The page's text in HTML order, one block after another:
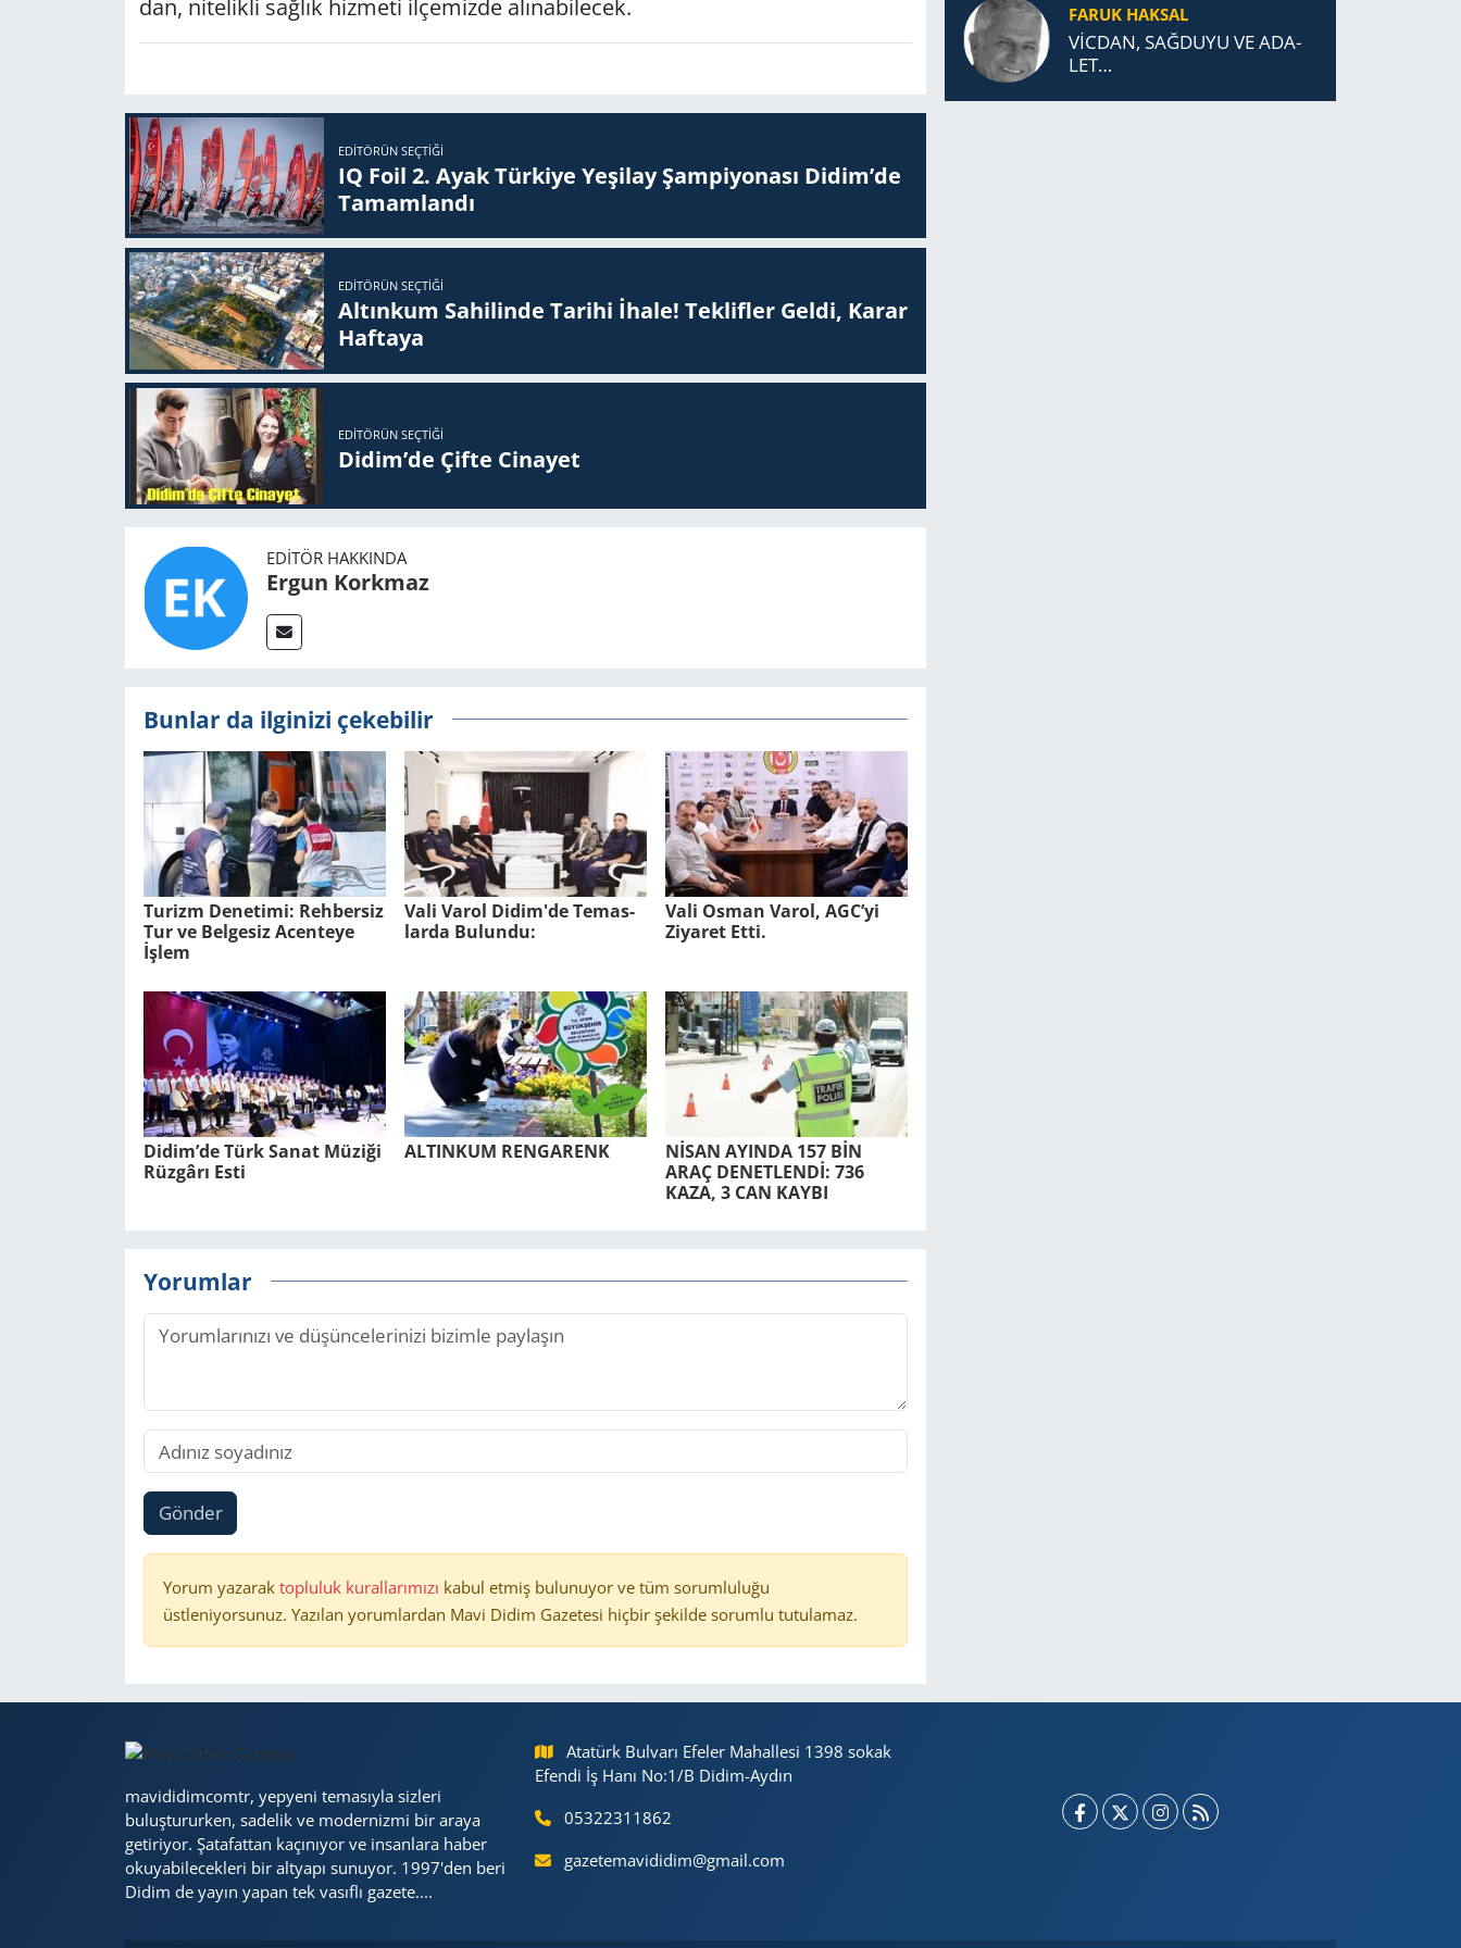
dan, ni­te­lik­li sağ­lık hiz­me­ti il­çe­miz­de alı­na­bi­lecek.
EDITÖRÜN SEÇTIĞI
IQ Foil 2. Ayak Tür­ki­ye Ye­şi­lay Şam­pi­yo­na­sı Didim’de
Ta­mam­lan­dı
EDITÖRÜN SEÇTIĞI
Altınkum Sahilinde Tarihi İhale! Teklifler Geldi, Karar
Haftaya
EDITÖRÜN SEÇTIĞI
Didim’de Çifte Ci­na­yet
EDITÖR HAKKINDA
Ergun Korkmaz
Bunlar da ilginizi çekebilir
Tu­rizm De­ne­ti­mi: Reh­ber­siz
Tur ve Bel­ge­siz Acen­te­ye
İşlem
Vali Varol Didim'de Te­mas­
lar­da Bu­lun­du:
Vali Osman Varol, AGC’yi
Ziyaret Etti.
Didim’de Türk Sanat Mü­zi­ği
Rüz­gâ­rı Esti
AL­TIN­KUM REN­GA­RENK
NİSAN AYIN­DA 157 BİN
ARAÇ DE­NET­LENDİ: 736
KAZA, 3 CAN KAYBI
Yorumlar
Gönder
Yorum yazarak topluluk kurallarımızı kabul etmiş bulunuyor ve tüm sorumluluğu
üstleniyorsunuz. Yazılan yorumlardan Mavi Didim Gazetesi hiçbir şekilde sorumlu tutulamaz.
FARUK HAKSAL
VİCDAN, SAĞ­DU­YU VE ADA­
LET…
mavididimcomtr, yepyeni temasıyla sizleri
buluştururken, sadelik ve modernizmi bir araya
getiriyor. Şatafattan kaçınıyor ve insanlara haber
okuyabilecekleri bir altyapı sunuyor. 1997'den beri
Didim de yayın yapan tek vasıflı gazete....
Atatürk Bulvarı Efeler Mahallesi 1398 sokak
Efendi İş Hanı No:1/B Didim-Aydın
05322311862
gazetemavididim@gmail.com